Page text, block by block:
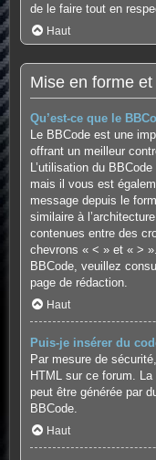
de le faire tout en
Haut
Mise en forme
Qu’est-ce que le
Le BBCode est une
offrant un meilleur
L’utilisation du
mais il vous est
message depuis le
similaire à
contenues entre des
chevrons « < » et « >
BBCode, veuillez
page de rédaction.
Haut
Puis-je insérer du
Par mesure de
HTML sur ce forum.
peut être générée par
BBCode.
Haut